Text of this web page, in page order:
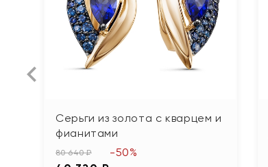
Серьги из золота с кварцем и
фианитами
80 640 ₽ -50%